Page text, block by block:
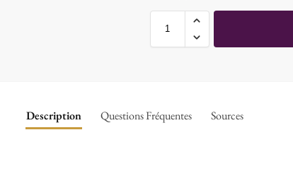
Description Questions Fréquentes Sources